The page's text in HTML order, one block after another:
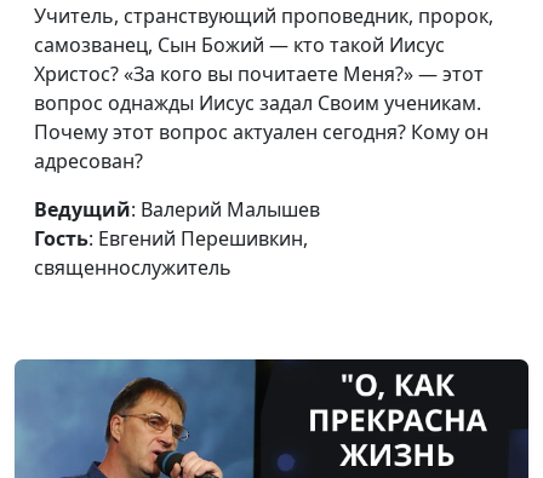
священнослужитель
Скрывал ли Иисус
правду?
Валерий Малышев,
Вениамин Дашкевич,
священнослужитель
Воля Бога и мои
желания
Суббота как
Почему достичь цели не
значит стать
счастливым?
Валерий Малышев,
Вениамин Дашкевич,
священнослужитель
Учитель, странствующий проповедник, пророк,
самозванец, Сын Божий — кто такой Иисус
Христос? «За кого вы почитаете Меня?» — этот
вопрос однажды Иисус задал Своим ученикам.
Почему этот вопрос актуален сегодня? Кому он
адресован?
Ведущий: Валерий Малышев
Гость: Евгений Перешивкин,
священнослужитель